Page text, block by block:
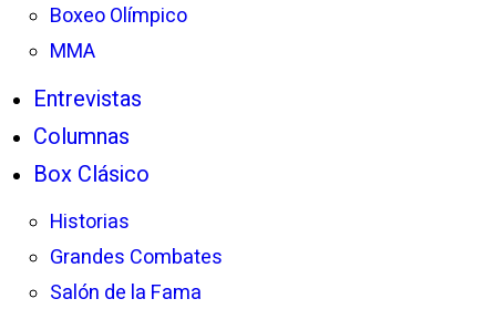
Boxeo Olímpico
MMA
Entrevistas
Columnas
Box Clásico
Historias
Grandes Combates
Salón de la Fama